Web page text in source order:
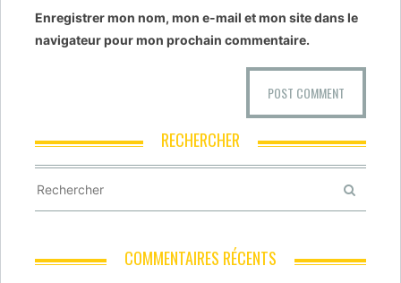
Enregistrer mon nom, mon e-mail et mon site dans le
navigateur pour mon prochain commentaire.
RECHERCHER
COMMENTAIRES RÉCENTS